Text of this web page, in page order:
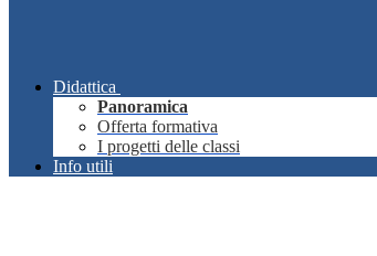
Didattica
Panoramica
Offerta formativa
I progetti delle classi
Info utili